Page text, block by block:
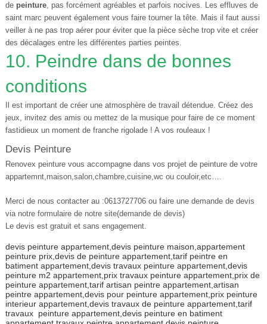
de peinture, pas forcément agréables et parfois nocives. Les effluves de
saint marc peuvent également vous faire tourner la tête. Mais il faut aussi
veiller à ne pas trop aérer pour éviter que la pièce sèche trop vite et créer
des décalages entre les différentes parties peintes.
10. Peindre dans de bonnes
conditions
Il est important de créer une atmosphère de travail détendue. Créez des
jeux, invitez des amis ou mettez de la musique pour faire de ce moment
fastidieux un moment de franche rigolade ! A vos rouleaux !
Devis Peinture
Renovex peinture vous accompagne dans vos projet de peinture de votre
appartemnt,maison,salon,chambre,cuisine,wc ou couloir,etc….
Merci de nous contacter au :0613727706 ou faire une demande de devis
via notre formulaire de notre site(demande de devis)
Le devis est gratuit et sans engagement.
devis peinture appartement,devis peinture maison,appartement
peinture prix,devis de peinture appartement,tarif peintre en
batiment appartement,devis travaux peinture appartement,devis
peinture m2 appartement,prix travaux peinture appartement,prix de
peinture appartement,tarif artisan peintre appartement,artisan
peintre appartement,devis pour peinture appartement,prix peinture
interieur appartement,devis travaux de peinture appartement,tarif
travaux peinture appartement,devis peinture en batiment